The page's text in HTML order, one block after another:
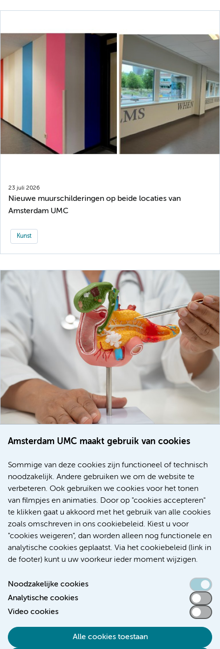
Amsterdam UMC maakt gebruik van cookies
Sommige van deze cookies zijn functioneel of technisch
noodzakelijk. Andere gebruiken we om de website te
verbeteren. Ook gebruiken we cookies voor het tonen
van filmpjes en animaties. Door op "cookies accepteren"
te klikken gaat u akkoord met het gebruik van alle cookies
zoals omschreven in ons cookiebeleid. Kiest u voor
"cookies weigeren", dan worden alleen nog functionele en
analytische cookies geplaatst. Via het cookiebeleid (link in
de footer) kunt u uw voorkeur ieder moment wijzigen.
Noodzakelijke cookies
Analytische cookies
Video cookies
Alle cookies toestaan
23 juli 2026
Nieuwe muurschilderingen op beide locaties van
Amsterdam UMC
Kunst
voor patiënten met alvleesklierkanker verbeteren
Meer
Toegankelijkheidsverklaring
Algemene privacyverklaring